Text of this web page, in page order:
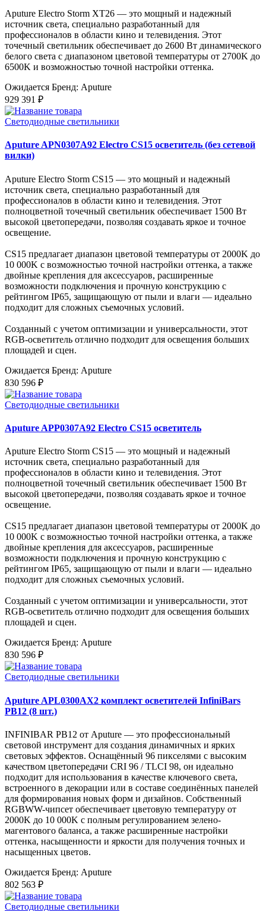
Aputure Electro Storm XT26 — это мощный и надежный
источник света, специально разработанный для
профессионалов в области кино и телевидения. Этот
точечный светильник обеспечивает до 2600 Вт динамического
белого света с диапазоном цветовой температуры от 2700K до
6500K и возможностью точной настройки оттенка.
Ожидается Бренд: Aputure
929 391 ₽
Светодиодные светильники
Aputure APN0307A92 Electro CS15 осветитель (без сетевой
вилки)
Aputure Electro Storm CS15 — это мощный и надежный
источник света, специально разработанный для
профессионалов в области кино и телевидения. Этот
полноцветной точечный светильник обеспечивает 1500 Вт
высокой цветопередачи, позволяя создавать яркое и точное
освещение.
CS15 предлагает диапазон цветовой температуры от 2000K до
10 000K с возможностью точной настройки оттенка, а также
двойные крепления для аксессуаров, расширенные
возможности подключения и прочную конструкцию с
рейтингом IP65, защищающую от пыли и влаги — идеально
подходит для сложных съемочных условий.
Созданный с учетом оптимизации и универсальности, этот
RGB-осветитель отлично подходит для освещения больших
площадей и сцен.
Ожидается Бренд: Aputure
830 596 ₽
Светодиодные светильники
Aputure APP0307A92 Electro CS15 осветитель
Aputure Electro Storm CS15 — это мощный и надежный
источник света, специально разработанный для
профессионалов в области кино и телевидения. Этот
полноцветной точечный светильник обеспечивает 1500 Вт
высокой цветопередачи, позволяя создавать яркое и точное
освещение.
CS15 предлагает диапазон цветовой температуры от 2000K до
10 000K с возможностью точной настройки оттенка, а также
двойные крепления для аксессуаров, расширенные
возможности подключения и прочную конструкцию с
рейтингом IP65, защищающую от пыли и влаги — идеально
подходит для сложных съемочных условий.
Созданный с учетом оптимизации и универсальности, этот
RGB-осветитель отлично подходит для освещения больших
площадей и сцен.
Ожидается Бренд: Aputure
830 596 ₽
Светодиодные светильники
Aputure APL0300AX2 комплект осветителей InfiniBars
PB12 (8 шт.)
INFINIBAR PB12 от Aputure — это профессиональный
световой инструмент для создания динамичных и ярких
световых эффектов. Оснащённый 96 пикселями с высоким
качеством цветопередачи CRI 96 / TLCI 98, он идеально
подходит для использования в качестве ключевого света,
встроенного в декорации или в составе соединённых панелей
для формирования новых форм и дизайнов. Собственный
RGBWW-чипсет обеспечивает цветовую температуру от
2000K до 10 000K с полным регулированием зелено-
магентового баланса, а также расширенные настройки
оттенка, насыщенности и яркости для получения точных и
насыщенных цветов.
Ожидается Бренд: Aputure
802 563 ₽
Светодиодные светильники